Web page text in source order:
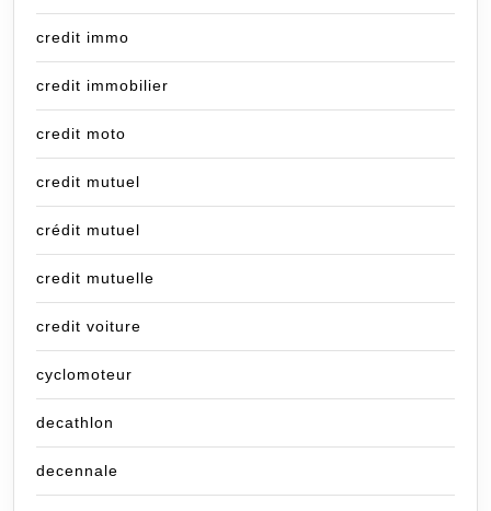
credit immo
credit immobilier
credit moto
credit mutuel
crédit mutuel
credit mutuelle
credit voiture
cyclomoteur
decathlon
decennale